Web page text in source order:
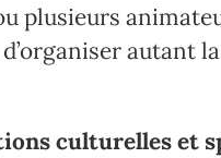
plusieurs
autant
culturelles et